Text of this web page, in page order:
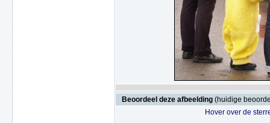
Beoordeel deze afbeelding (huidige
Hover over de